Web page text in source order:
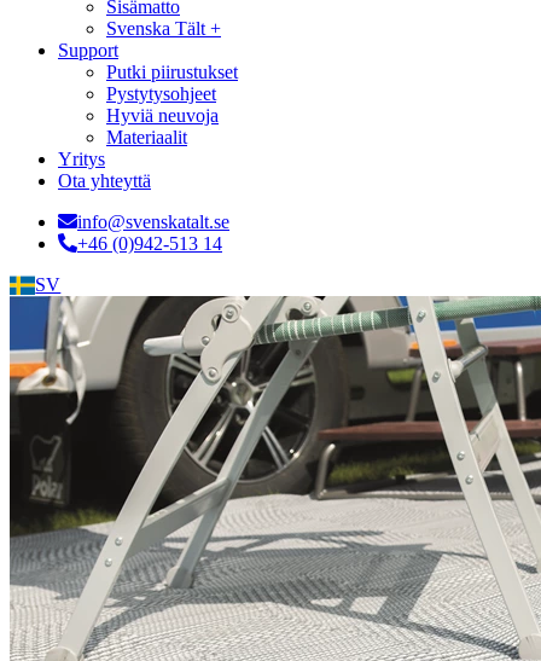
Sisämatto
Svenska Tält +
Support
Putki piirustukset
Pystytysohjeet
Hyviä neuvoja
Materiaalit
Yritys
Ota yhteyttä
info@svenskatalt.se
+46 (0)942-513 14
SV